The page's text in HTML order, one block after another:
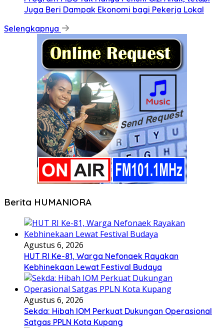
Juga Beri Dampak Ekonomi bagi Pekerja Lokal
Selengkapnya
Berita HUMANIORA
Agustus 6, 2026
HUT RI Ke-81, Warga Nefonaek Rayakan
Kebhinekaan Lewat Festival Budaya
Agustus 6, 2026
Sekda: Hibah IOM Perkuat Dukungan Operasional
Satgas PPLN Kota Kupang